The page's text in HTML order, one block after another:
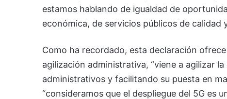
estamos hablando de igualdad de
económica, de servicios públicos de calidad
Como ha recordado, esta declaración
agilización administrativa, “viene a agilizar
administrativos y facilitando su puesta en
“consideramos que el despliegue del 5G es